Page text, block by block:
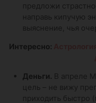
предложи
направь кипучую
выяснение, чья
Интересно:
Деньги. В апреле
цель – не вижу
приходить быстро